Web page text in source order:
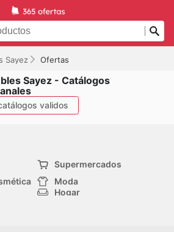
Sayez Ofertas
Sayez - Catálogos
validos
Supermercados
Moda
Hogar